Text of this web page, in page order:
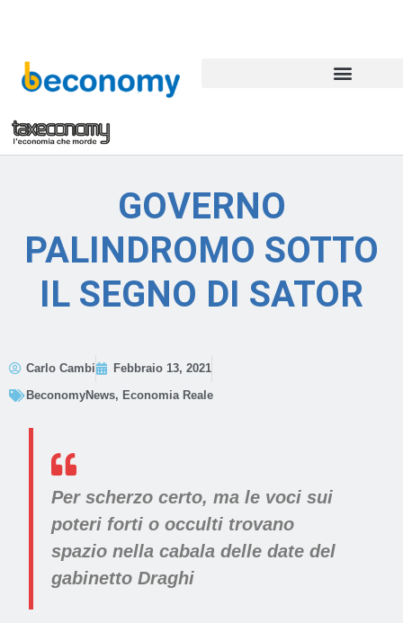
GOVERNO
PALINDROMO SOTTO
IL SEGNO DI SATOR
Carlo Cambi
Febbraio 13, 2021
BeconomyNews, Economia Reale
Per scherzo certo, ma le voci sui
poteri forti o occulti trovano
spazio nella cabala delle date del
gabinetto Draghi